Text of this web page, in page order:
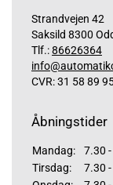
Strandvejen 42
Saksild 8300
Tlf.:86626364
CVR: 31 58 89
Åbningstider
Mandag:
7.30
Tirsdag:
7.30